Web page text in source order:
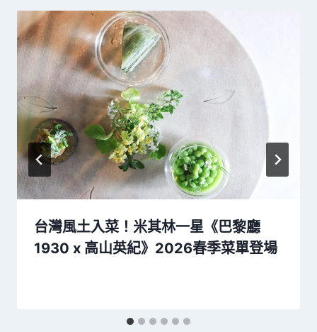
台灣風土入菜！米其林一星《巴黎廳
1930 x 高山英紀》2026春季菜單登場